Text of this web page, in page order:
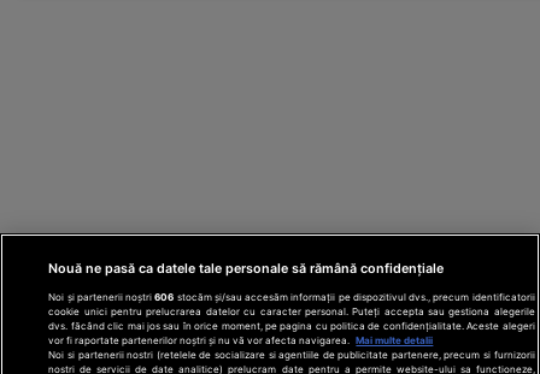
Nouă ne pasă ca datele tale personale să rămână confidențiale
Noi și partenerii noștri606 stocăm și/sau accesăm informații pe dispozitivul dvs., precum identificatorii
cookie unici pentru prelucrarea datelor cu caracter personal. Puteți accepta sau gestiona alegerile
dvs. făcând clic mai jos sau în orice moment, pe pagina cu politica de confidențialitate. Aceste alegeri
vor fi raportate partenerilor noștri și nu vă vor afecta navigarea.
Mai multe detalii
Noi si partenerii nostri (retelele de socializare si agentiile de publicitate partenere, precum si furnizorii
nostri de servicii de date analitice) prelucram date pentru a permite website-ului sa functioneze,